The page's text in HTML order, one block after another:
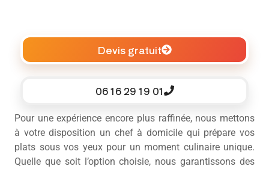
Devis gratuit
06 16 29 19 01
Pour une expérience encore plus raffinée, nous mettons
à votre disposition un chef à domicile qui prépare vos
plats sous vos yeux pour un moment culinaire unique.
Quelle que soit l’option choisie, nous garantissons des